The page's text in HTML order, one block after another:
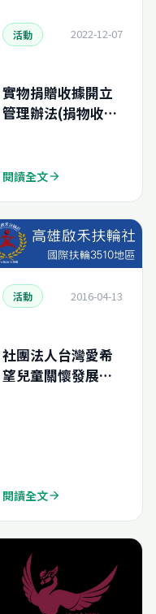
活動 2022-12-07
實物捐贈收據開立
管理辦法(捐物收
閱讀全文arrow_forward
活動 2016-04-13
社團法人台灣愛希
望兒童關懷發展協
閱讀全文arrow_forward